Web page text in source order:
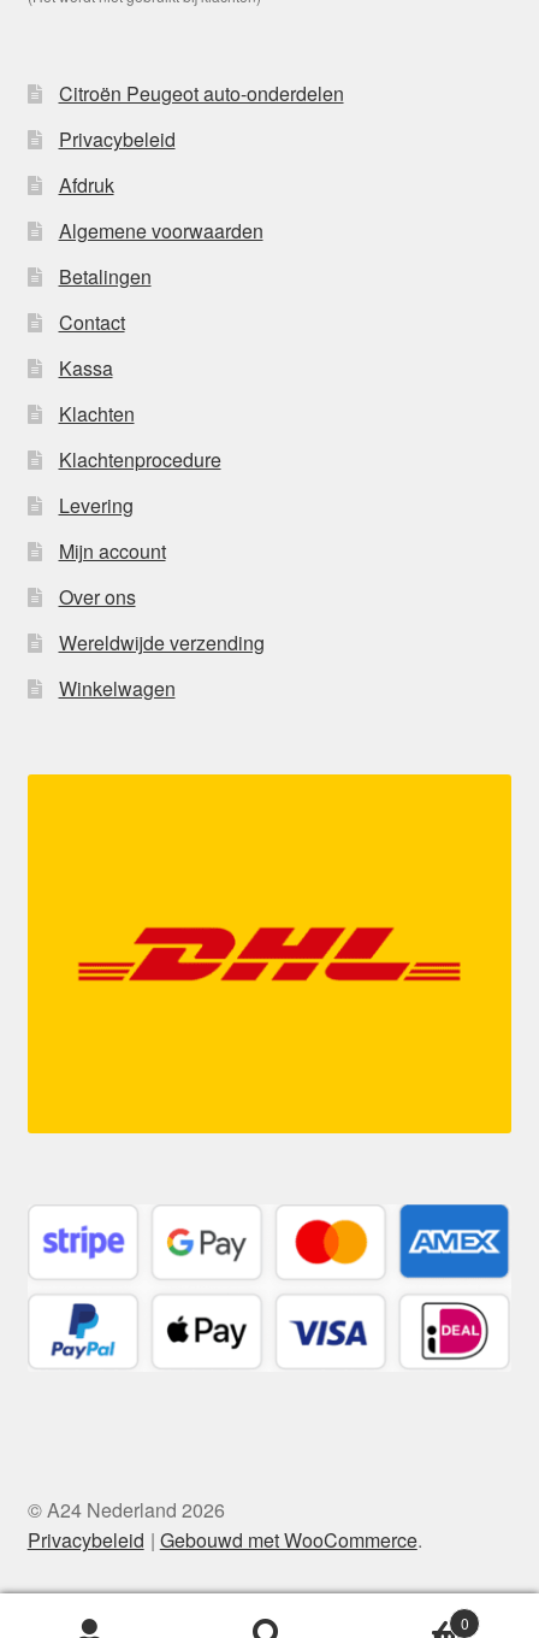
Citroën Peugeot auto-onderdelen
Privacybeleid
Afdruk
Algemene voorwaarden
Betalingen
Contact
Kassa
Klachten
Klachtenprocedure
Levering
Mijn account
Over ons
Wereldwijde verzending
Winkelwagen
© A24 Nederland 2026
Privacybeleid
Gebouwd met WooCommerce.
0